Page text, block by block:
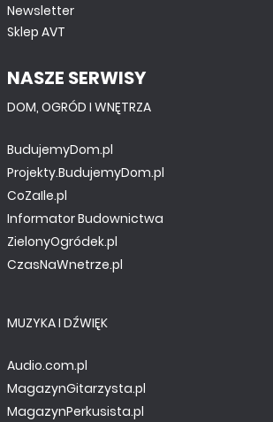
Newsletter
Sklep AVT
NASZE SERWISY
DOM, OGRÓD I WNĘTRZA
BudujemyDom.pl
Projekty.BudujemyDom.pl
CoZaIle.pl
Informator Budownictwa
ZielonyOgródek.pl
CzasNaWnetrze.pl
MUZYKA I DŹWIĘK
Audio.com.pl
MagazynGitarzysta.pl
MagazynPerkusista.pl